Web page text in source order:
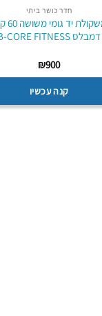
חדר כושר ביתי
משקולת
דמבלס B-CORE FITNESS
₪900
קנה עכשיו